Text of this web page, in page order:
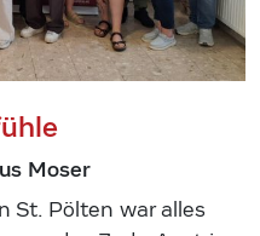
Moser
St. Pölten war alles